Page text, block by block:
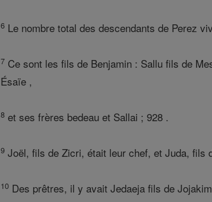
6 Le nombre total des descendants de Perez
7 Ce sont les fils de Benjamin : Sallu fils de
Ésaïe ,
8 et ses frères bedeau et Sallai ; 928 .
9 Joël, fils de Zicri, était leur chef, et Juda, fils
10 Des prêtres, il y avait Jedaeja fils de